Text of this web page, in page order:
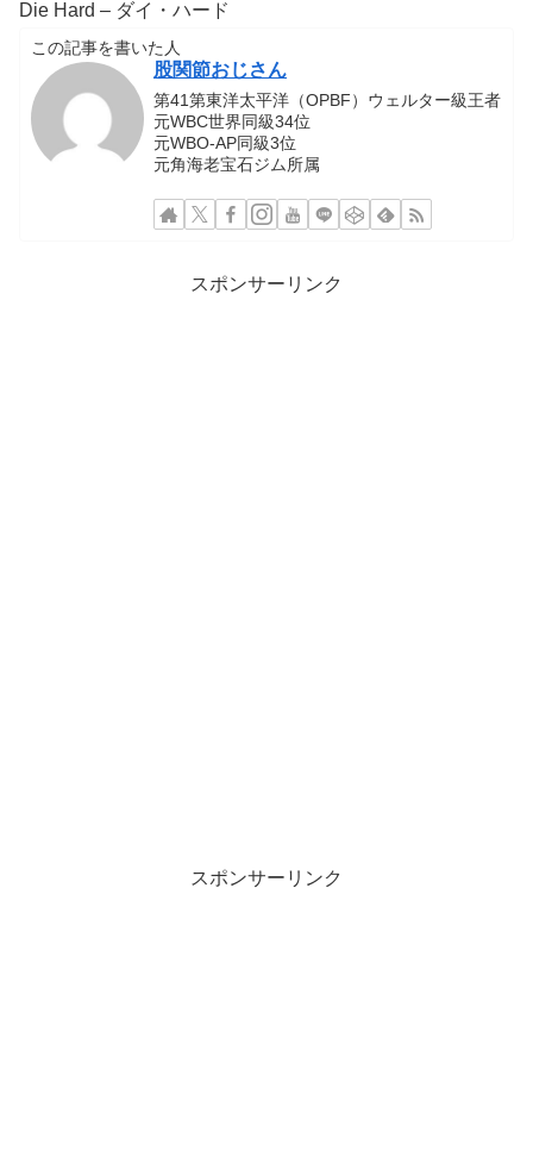
Die Hard – ダイ・ハード
この記事を書いた人
股関節おじさん
第41第東洋太平洋（OPBF）ウェルター級王者
元WBC世界同級34位
元WBO-AP同級3位
元角海老宝石ジム所属
スポンサーリンク
スポンサーリンク